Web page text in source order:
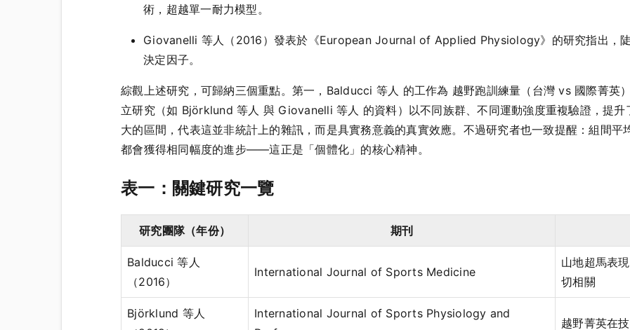
術，超越單一耐力模型。
Giovanelli 等人（2016）發表於《European Journal of Applied Physiology》的研究指出，
決定因子。
綜觀上述研究，可歸納三個重點。第一，Balducci 等人 的工作為 越野跑訓練量（台灣 vs 國際菁英
立研究（如 Björklund 等人 與 Giovanelli 等人 的資料）以不同族群、不同運動強度重複驗證，提升
大的區間，代表這並非統計上的雜訊，而是具實務意義的真實效應。不過研究者也一致提醒：組間平
都會獲得相同幅度的進步——這正是「個體化」的核心精神。
表一：關鍵研究一覽
研究團隊（年份） 期刊
Balducci 等人
（2016）
International Journal of Sports Medicine
山地超馬表
切相關
Björklund 等人
International Journal of Sports Physiology and
越野菁英在